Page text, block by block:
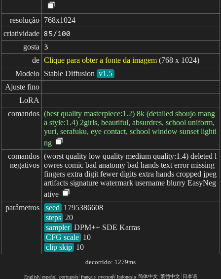
resolução 768x1024
criatividade 85/100
gosta 3
de Clique para obter a fonte da imagem (768 x 1024)
Modelo Stable Diffusion v1.5
Ajuste fino
LoRA
comandos (best quality masterpiece:1.2) 8k (detailed shoujo mang
a style:1.4) 2girls, beautiful, absurdres, school uniform,
yuri, serafuku, eye contact, school window sunset lighti
ng
comandos
negativos
(worst quality low quality medium quality:1.4) deleted l
owres comic bad anatomy bad hands text error missing
fingers extra digit fewer digits extra hands cropped jpeg
artifacts signature watermark username blurry EasyNeg
ative
parâmetros
seed
steps
sampler
CFG scale
clip skip 10
decorrido: 1279ms
English español portugués français русский Indonesia 简体中文 繁體中文 日本语